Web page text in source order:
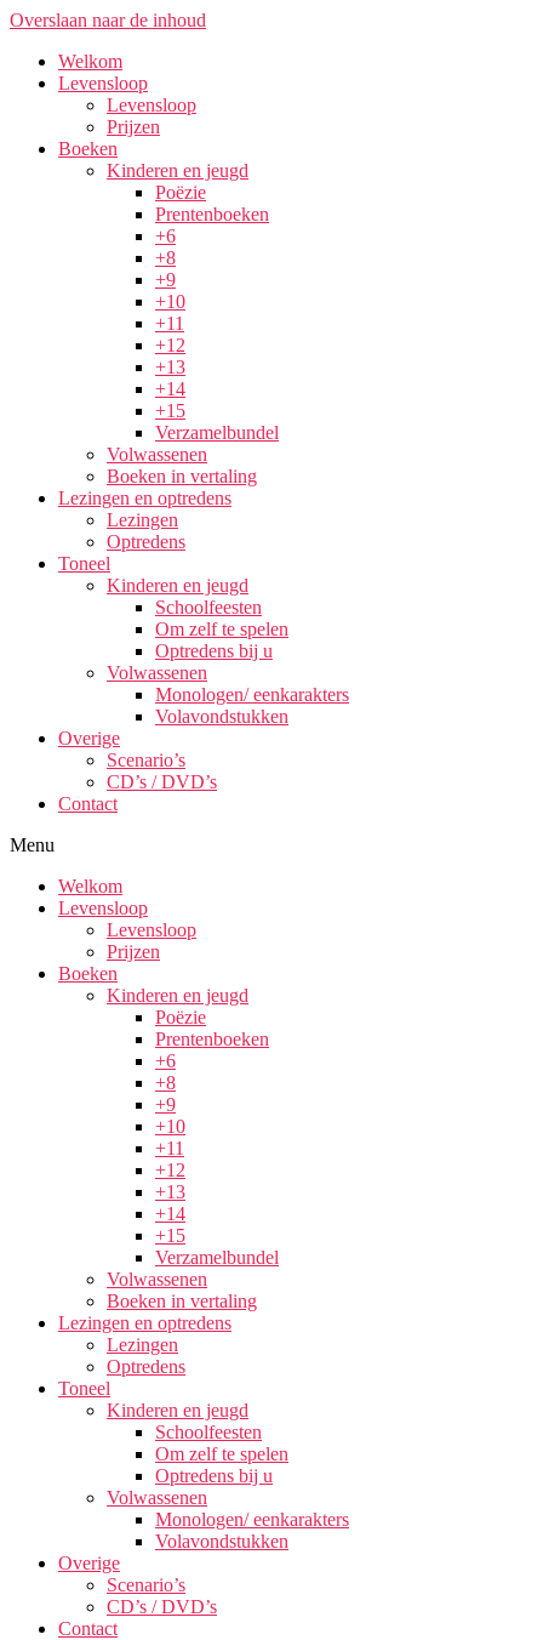
Overslaan naar de inhoud
Welkom
Levensloop
Levensloop
Prijzen
Boeken
Kinderen en jeugd
Poëzie
Prentenboeken
+6
+8
+9
+10
+11
+12
+13
+14
+15
Verzamelbundel
Volwassenen
Boeken in vertaling
Lezingen en optredens
Lezingen
Optredens
Toneel
Kinderen en jeugd
Schoolfeesten
Om zelf te spelen
Optredens bij u
Volwassenen
Monologen/ eenkarakters
Volavondstukken
Overige
Scenario’s
CD’s / DVD’s
Contact
Menu
Welkom
Levensloop
Levensloop
Prijzen
Boeken
Kinderen en jeugd
Poëzie
Prentenboeken
+6
+8
+9
+10
+11
+12
+13
+14
+15
Verzamelbundel
Volwassenen
Boeken in vertaling
Lezingen en optredens
Lezingen
Optredens
Toneel
Kinderen en jeugd
Schoolfeesten
Om zelf te spelen
Optredens bij u
Volwassenen
Monologen/ eenkarakters
Volavondstukken
Overige
Scenario’s
CD’s / DVD’s
Contact